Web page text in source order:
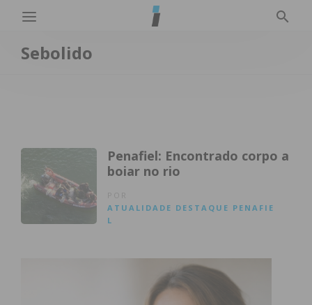
Sebolido
Penafiel: Encontrado corpo a
boiar no rio
ATUALIDADE DESTAQUE PENAFIE
L